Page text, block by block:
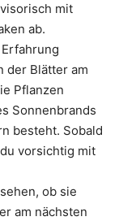
mit
ab.
der Blätter am
Pflanzen
Sonnenbrands
besteht. Sobald
vorsichtig mit
ob sie
am nächsten